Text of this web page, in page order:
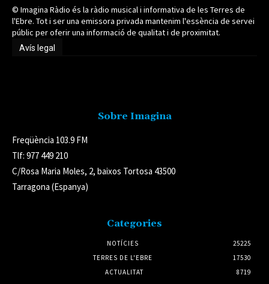
© Imagina Ràdio és la ràdio musical i informativa de les Terres de
l'Ebre. Tot i ser una emissora privada mantenim l'essència de servei
públic per oferir una informació de qualitat i de proximitat.
Avís legal
Sobre Imagina
Freqüència 103.9 FM
Tlf: 977 449 210
C/Rosa Maria Moles, 2, baixos Tortosa 43500
Tarragona (Espanya)
Categories
NOTÍCIES
25225
TERRES DE L'EBRE
17530
ACTUALITAT
8719